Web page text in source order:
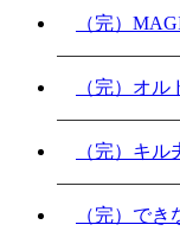
（完）
（完）オ
（完）キ
（完）で